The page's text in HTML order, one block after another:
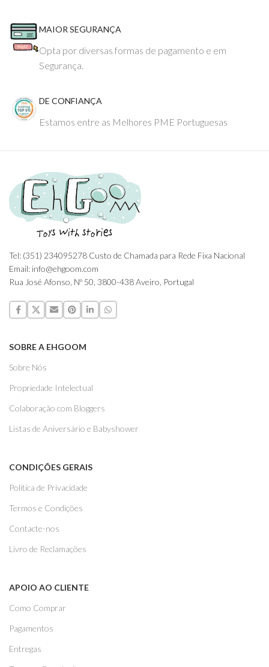
MAIOR SEGURANÇA
Opta por diversas formas de pagamento e em
Segurança.
DE CONFIANÇA
Estamos entre as Melhores PME Portuguesas
Tel: (351) 234095278 Custo de Chamada para Rede Fixa Nacional
Email: info@ehgoom.com
Rua José Afonso, Nº 50, 3800-438 Aveiro, Portugal
SOBRE A EHGOOM
Sobre Nós
Propriedade Intelectual
Colaboração com Bloggers
Listas de Aniversário e Babyshower
CONDIÇÕES GERAIS
Politica de Privacidade
Termos e Condições
Contacte-nos
Livro de Reclamações
APOIO AO CLIENTE
Como Comprar
Pagamentos
Entregas